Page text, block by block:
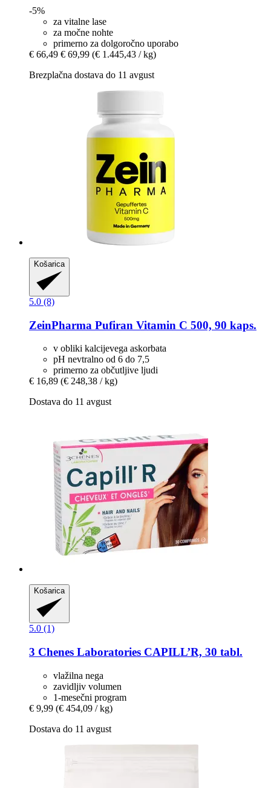
-5%
za vitalne lase
za močne nohte
primerno za dolgoročno uporabo
€ 66,49 € 69,99 (€ 1.445,43 / kg)
Brezplačna dostava do 11 avgust
Košarica
5.0 (8)
ZeinPharma Pufiran Vitamin C 500, 90 kaps.
v obliki kalcijevega askorbata
pH nevtralno od 6 do 7,5
primerno za občutljive ljudi
€ 16,89 (€ 248,38 / kg)
Dostava do 11 avgust
Košarica
5.0 (1)
3 Chenes Laboratories CAPILL’R, 30 tabl.
vlažilna nega
zavidljiv volumen
1-mesečni program
€ 9,99 (€ 454,09 / kg)
Dostava do 11 avgust